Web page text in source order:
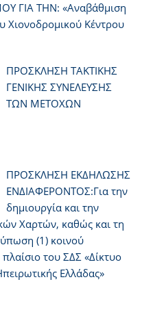
ΓΙΑ ΤΗΝ: «Αναβάθμιση
Χιονοδρομικού Κέντρου
ΠΡΟΣΚΛΗΣΗ ΤΑΚΤΙΚΗΣ
ΓΕΝΙΚΗΣ ΣΥΝΕΛΕΥΣΗΣ
ΤΩΝ ΜΕΤΟΧΩΝ
ΠΡΟΣΚΛΗΣΗ ΕΚΔΗΛΩΣΗΣ
ΕΝΔΙΑΦΕΡΟΝΤΟΣ:Για την
δημιουργία και την
Χαρτών, καθώς και τη
(1) κοινού
του ΣΔΣ «Δίκτυο
Ελλάδας»